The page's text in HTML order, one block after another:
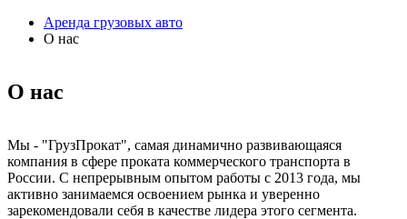
Аренда грузовых авто
О нас
О нас
Мы - "ГрузПрокат", самая динамично развивающаяся
компания в сфере проката коммерческого транспорта в
России. С непрерывным опытом работы с 2013 года, мы
активно занимаемся освоением рынка и уверенно
зарекомендовали себя в качестве лидера этого сегмента.